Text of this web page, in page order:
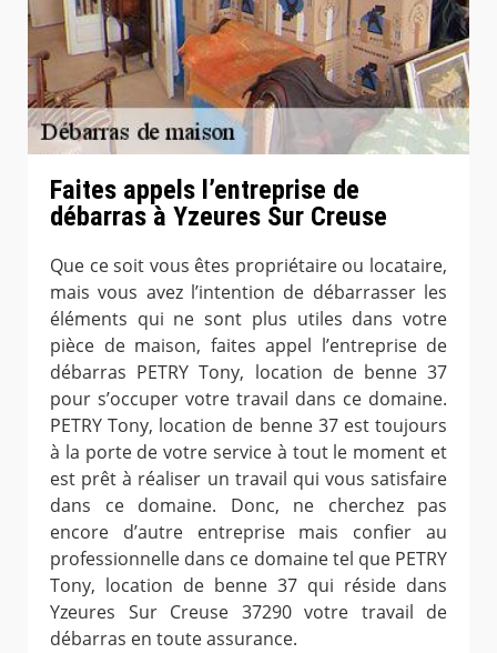
Faites appels l’entreprise de
débarras à Yzeures Sur Creuse
Que ce soit vous êtes propriétaire ou locataire,
mais vous avez l’intention de débarrasser les
éléments qui ne sont plus utiles dans votre
pièce de maison, faites appel l’entreprise de
débarras PETRY Tony, location de benne 37
pour s’occuper votre travail dans ce domaine.
PETRY Tony, location de benne 37 est toujours
à la porte de votre service à tout le moment et
est prêt à réaliser un travail qui vous satisfaire
dans ce domaine. Donc, ne cherchez pas
encore d’autre entreprise mais confier au
professionnelle dans ce domaine tel que PETRY
Tony, location de benne 37 qui réside dans
Yzeures Sur Creuse 37290 votre travail de
débarras en toute assurance.